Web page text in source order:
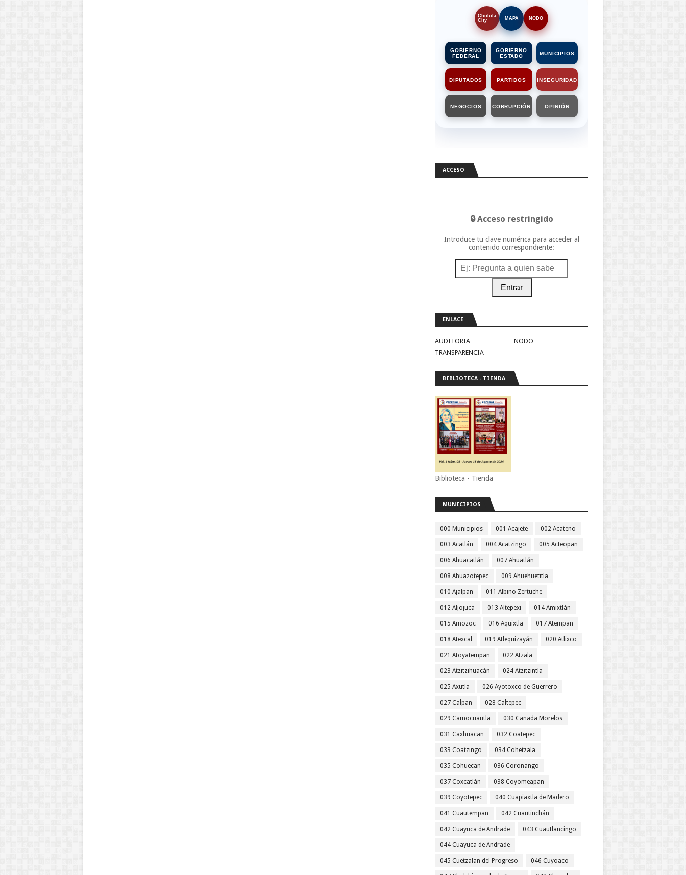
Cholula
City
MAPA NODO
GOBIERNO
FEDERAL
GOBIERNO
ESTADO
MUNICIPIOS
DIPUTADOS PARTIDOS INSEGURIDAD
NEGOCIOS CORRUPCIÓN OPINIÓN
ACCESO
🔒 Acceso restringido
Introduce tu clave numérica para acceder al
contenido correspondiente:
Entrar
ENLACE
AUDITORIA
NODO
TRANSPARENCIA
BIBLIOTECA - TIENDA
Biblioteca - Tienda
MUNICIPIOS
000 Municipios 001 Acajete 002 Acateno
003 Acatlán 004 Acatzingo 005 Acteopan
006 Ahuacatlán 007 Ahuatlán
008 Ahuazotepec 009 Ahuehuetitla
010 Ajalpan 011 Albino Zertuche
012 Aljojuca 013 Altepexi 014 Amixtlán
015 Amozoc 016 Aquixtla 017 Atempan
018 Atexcal 019 Atlequizayán 020 Atlixco
021 Atoyatempan 022 Atzala
023 Atzitzihuacán 024 Atzitzintla
025 Axutla 026 Ayotoxco de Guerrero
027 Calpan 028 Caltepec
029 Camocuautla 030 Cañada Morelos
031 Caxhuacan 032 Coatepec
033 Coatzingo 034 Cohetzala
035 Cohuecan 036 Coronango
037 Coxcatlán 038 Coyomeapan
039 Coyotepec 040 Cuapiaxtla de Madero
041 Cuautempan 042 Cuautinchán
042 Cuayuca de Andrade 043 Cuautlancingo
044 Cuayuca de Andrade
045 Cuetzalan del Progreso 046 Cuyoaco